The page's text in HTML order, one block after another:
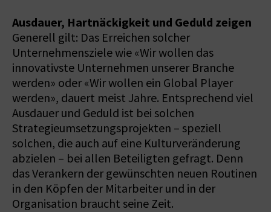
Ausdauer, Hartnäckigkeit und Geduld zeigen
Generell gilt: Das Erreichen solcher
Unternehmensziele wie «Wir wollen das
innovativste Unternehmen unserer Branche
werden» oder «Wir wollen ein Global Player
werden», dauert meist Jahre. Entsprechend viel
Ausdauer und Geduld ist bei solchen
Strategieumsetzungsprojekten – speziell
solchen, die auch auf eine Kulturveränderung
abzielen – bei allen Beteiligten gefragt. Denn
das Verankern der gewünschten neuen Routinen
in den Köpfen der Mitarbeiter und in der
Organisation braucht seine Zeit.